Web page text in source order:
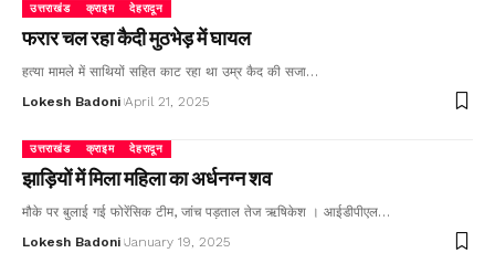
उत्तराखंड क्राइम देहरादून
फरार चल रहा कैदी मुठभेड़ में घायल
हत्या मामले में साथियों सहित काट रहा था उम्र कैद की सजा…
Lokesh Badoni April 21, 2025
उत्तराखंड क्राइम देहरादून
झाड़ियों में मिला महिला का अर्धनग्न शव
मौके पर बुलाई गई फोरेंसिक टीम, जांच पड़ताल तेज ऋषिकेश । आईडीपीएल…
Lokesh Badoni January 19, 2025